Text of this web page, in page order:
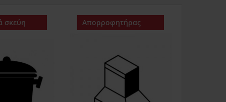
σκεύη Απορροφητήρας